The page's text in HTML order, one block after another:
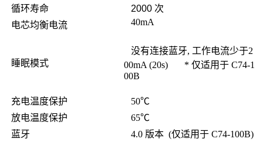
循环寿命
2000 次
电芯均衡电流
40mA
睡眠模式
没有连接蓝牙, 工作电流少于2
00mA (20s) * 仅适用于 C74-1
00B
充电温度保护
50℃
放电温度保护
65℃
蓝牙
4.0 版本 (仅适用于 C74-100B)